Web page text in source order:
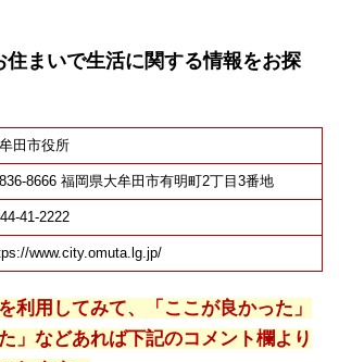
住まいで生活に関する情報をお探
田市役所
8666 福岡県大牟田市有明町2丁目3番地
41-2222
www.city.omuta.lg.jp/
利用してみて、「ここが良かった」
」などあれば下記のコメント欄より